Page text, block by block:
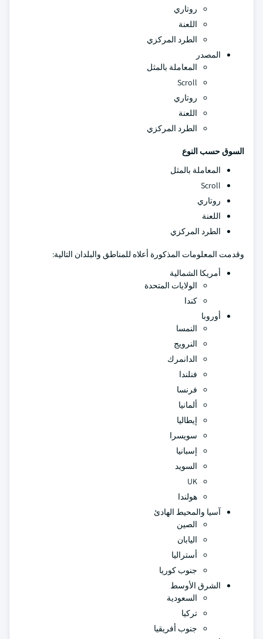
روتاري
اللعنة
الطرد المركزي
المصدر
المعاملة بالمثل
Scroll
روتاري
اللعنة
الطرد المركزي
السوق حسب النوع
المعاملة بالمثل
Scroll
روتاري
اللعنة
الطرد المركزي
وقدمت المعلومات المذكورة أعلاه للمناطق والبلدان التالية:
أمريكا الشمالية
الولايات المتحدة
كندا
أوروبا
النمسا
النرويج
الدانمرك
فنلندا
فرنسا
ألمانيا
إيطاليا
سويسرا
إسبانيا
السويد
UK
هولندا
آسيا والمحيط الهادئ
الصين
اليابان
أستراليا
جنوب كوريا
الشرق الأوسط
السعودية
تركيا
جنوب أفريقيا